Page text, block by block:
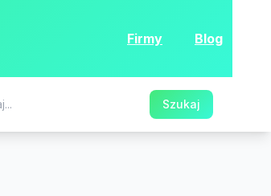
Firmy Blog
Szukaj